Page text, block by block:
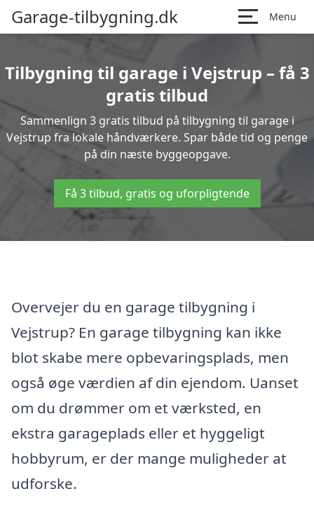
Garage-tilbygning.dk Menu
Tilbygning til garage i Vejstrup – få 3
gratis tilbud
Sammenlign 3 gratis tilbud på tilbygning til garage i
Vejstrup fra lokale håndværkere. Spar både tid og penge
på din næste byggeopgave.
Få 3 tilbud, gratis og uforpligtende
Overvejer du en garage tilbygning i
Vejstrup? En garage tilbygning kan ikke
blot skabe mere opbevaringsplads, men
også øge værdien af din ejendom. Uanset
om du drømmer om et værksted, en
ekstra garageplads eller et hyggeligt
hobbyrum, er der mange muligheder at
udforske.